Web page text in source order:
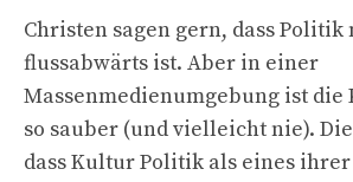
Christen sagen gern, dass
flussabwärts ist. Aber in einer
Massenmedienumgebung ist die
so sauber (und vielleicht nie).
dass Kultur Politik als eines